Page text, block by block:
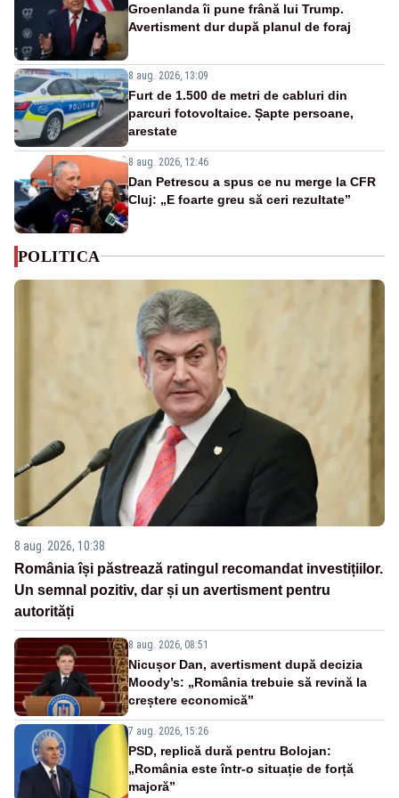
Groenlanda îi pune frână lui Trump.
Avertisment dur după planul de foraj
8 aug. 2026, 13:09
Furt de 1.500 de metri de cabluri din
parcuri fotovoltaice. Șapte persoane,
arestate
8 aug. 2026, 12:46
Dan Petrescu a spus ce nu merge la CFR
Cluj: „E foarte greu să ceri rezultate”
POLITICA
8 aug. 2026, 10:38
România își păstrează ratingul recomandat investițiilor.
Un semnal pozitiv, dar și un avertisment pentru
autorități
8 aug. 2026, 08:51
Nicușor Dan, avertisment după decizia
Moody’s: „România trebuie să revină la
creștere economică”
7 aug. 2026, 15:26
PSD, replică dură pentru Bolojan:
„România este într-o situație de forță
majoră”